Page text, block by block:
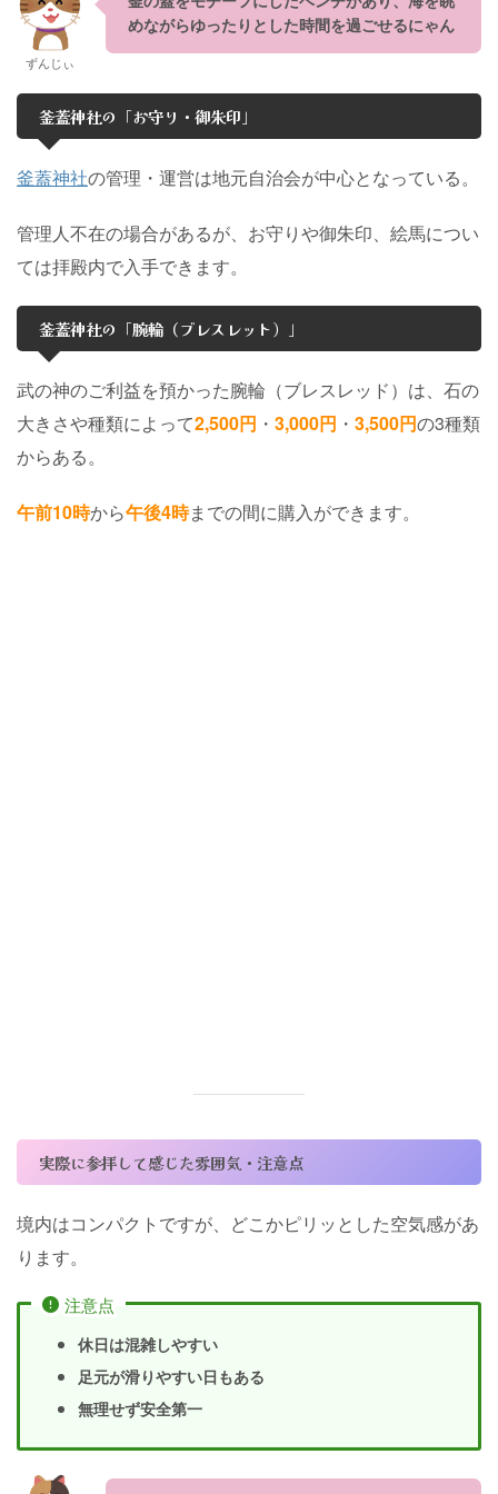
ずんじぃ
めながらゆったりとした時間を過ごせるにゃん
釜蓋神社の「お守り・御朱印」
釜蓋神社の管理・運営は地元自治会が中心となっている。
管理人不在の場合があるが、お守りや御朱印、絵馬につい
ては拝殿内で入手できます。
釜蓋神社の「腕輪（ブレスレット）」
武の神のご利益を預かった腕輪（ブレスレッド）は、石の
大きさや種類によって2,500円 ・ 3,000円 ・ 3,500円の3種類
からある。
午前10時から午後4時までの間に購入ができます。
実際に参拝して感じた雰囲気・注意点
境内はコンパクトですが、どこかピリッとした空気感があ
ります。
注意点
休日は混雑しやすい
足元が滑りやすい日もある
無理せず安全第一